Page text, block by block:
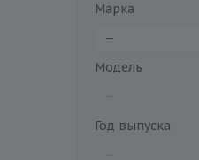
Марка
—
Модель
Год выпуска